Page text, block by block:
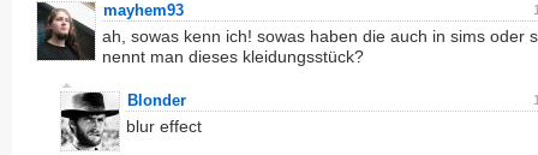
mayhem93
ah, sowas kenn ich! sowas haben die auch in sims oder
nennt man dieses kleidungsstück?
Blonder
blur effect